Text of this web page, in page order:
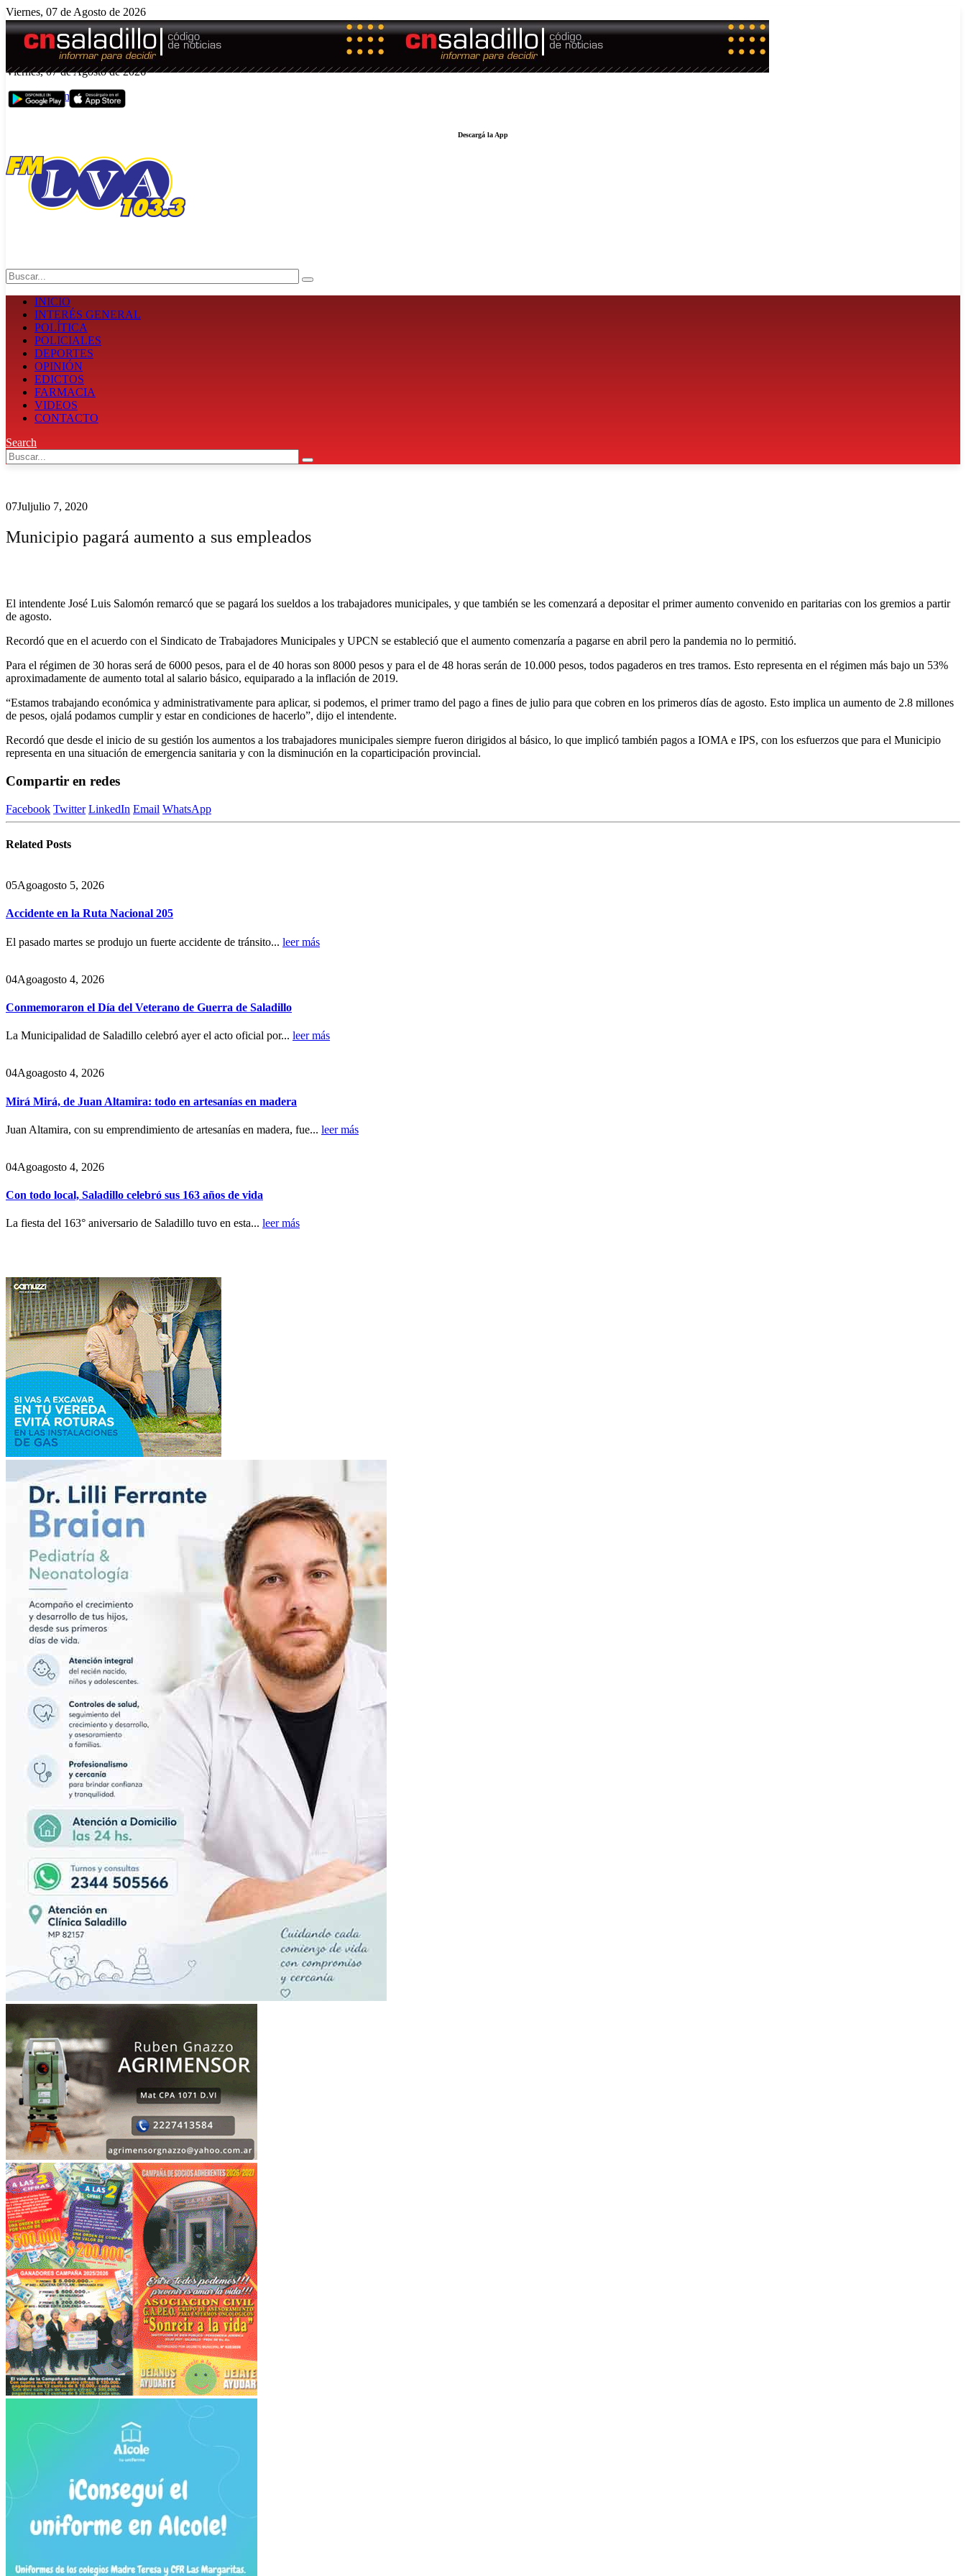
Viernes, 07 de Agosto de 2026
El tiempo - Tutiempo.net
Viernes, 07 de Agosto de 2026
Edición N° 5008
Descargá la App
INICIO
INTERÉS GENERAL
POLÍTICA
POLICIALES
DEPORTES
OPINIÓN
EDICTOS
FARMACIA
VIDEOS
CONTACTO
Search
07Juljulio 7, 2020
Municipio pagará aumento a sus empleados
El intendente José Luis Salomón remarcó que se pagará los sueldos a los trabajadores municipales, y que también se les comenzará a depositar el primer aumento convenido en paritarias con los gremios a partir
de agosto.
Recordó que en el acuerdo con el Sindicato de Trabajadores Municipales y UPCN se estableció que el aumento comenzaría a pagarse en abril pero la pandemia no lo permitió.
Para el régimen de 30 horas será de 6000 pesos, para el de 40 horas son 8000 pesos y para el de 48 horas serán de 10.000 pesos, todos pagaderos en tres tramos. Esto representa en el régimen más bajo un 53%
aproximadamente de aumento total al salario básico, equiparado a la inflación de 2019.
“Estamos trabajando económica y administrativamente para aplicar, si podemos, el primer tramo del pago a fines de julio para que cobren en los primeros días de agosto. Esto implica un aumento de 2.8 millones
de pesos, ojalá podamos cumplir y estar en condiciones de hacerlo”, dijo el intendente.
Recordó que desde el inicio de su gestión los aumentos a los trabajadores municipales siempre fueron dirigidos al básico, lo que implicó también pagos a IOMA e IPS, con los esfuerzos que para el Municipio
representa en una situación de emergencia sanitaria y con la disminución en la coparticipación provincial.
Compartir en redes
Facebook Twitter LinkedIn Email WhatsApp
Related Posts
05Agoagosto 5, 2026
Accidente en la Ruta Nacional 205
El pasado martes se produjo un fuerte accidente de tránsito... leer más
04Agoagosto 4, 2026
Conmemoraron el Día del Veterano de Guerra de Saladillo
La Municipalidad de Saladillo celebró ayer el acto oficial por... leer más
04Agoagosto 4, 2026
Mirá Mirá, de Juan Altamira: todo en artesanías en madera
Juan Altamira, con su emprendimiento de artesanías en madera, fue... leer más
04Agoagosto 4, 2026
Con todo local, Saladillo celebró sus 163 años de vida
La fiesta del 163° aniversario de Saladillo tuvo en esta... leer más